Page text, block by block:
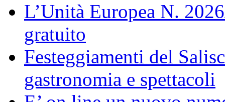
L’Unità Europea N.
gratuito
Festeggiamenti del
gastronomia e spettacoli